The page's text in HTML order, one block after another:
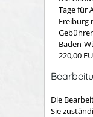
Tage für
Freiburg
Baden-
220,00
Die
Sie